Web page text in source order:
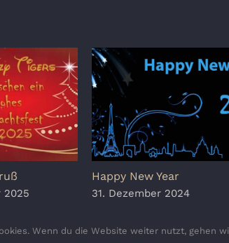
2025
Happy New Year
31. Dezember 2024
Copyright 2010 - 2026 Crazy
Wenn du die Website weiter nutzt, gehen